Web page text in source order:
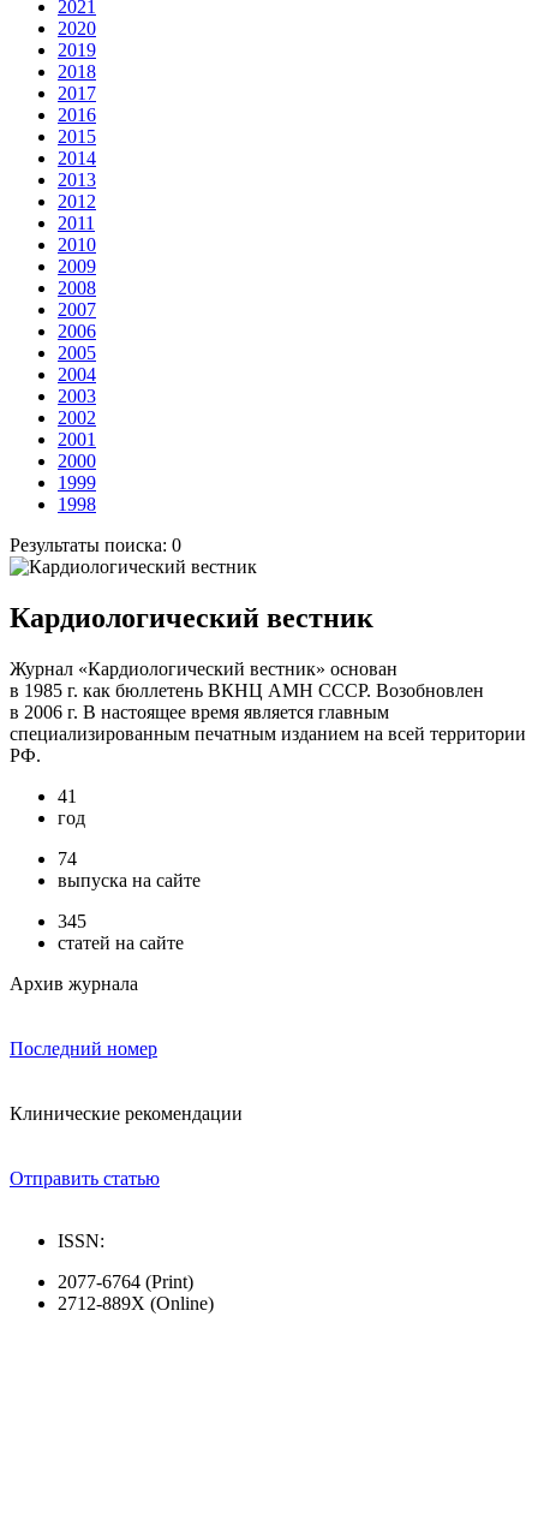
2021
2020
2019
2018
2017
2016
2015
2014
2013
2012
2011
2010
2009
2008
2007
2006
2005
2004
2003
2002
2001
2000
1999
1998
Результаты поиска: 0
Кардиологический вестник
Журнал «Кардиологический вестник» основан
в 1985 г. как бюллетень ВКНЦ АМН СССР. Возобновлен
в 2006 г. В настоящее время является главным
специализированным печатным изданием на всей территории
РФ.
41
год
74
выпуска на сайте
345
статей на сайте
Архив журнала
Последний номер
Клинические рекомендации
Отправить статью
ISSN:
2077-6764 (Print)
2712-889X (Online)